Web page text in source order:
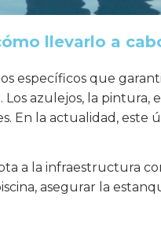
llevarlo a
específicos que
azulejos, la pintura,
En la actualidad, este
a la infraestructura
asegurar la